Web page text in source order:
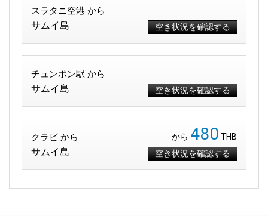
スラタニ空港 から
サムイ島 空き状況を確認する
チュンポン駅 から
サムイ島 空き状況を確認する
クラビ から
サムイ島
から 480 THB
空き状況を確認する